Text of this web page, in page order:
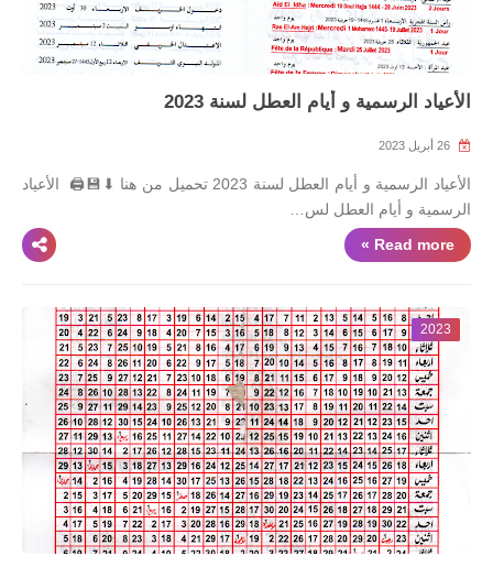
الأعياد الرسمية و أيام العطل لسنة 2023
الأعياد الرسمية و أيام العطل لسنة 2023 تحميل من هنا ⬇💾🖨 الأعياد
الرسمية و أيام العطل لس…
Read more »
2023